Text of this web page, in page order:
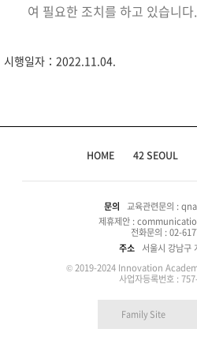
여 필요한 조치를 하고 있습니다.
시행일자：2022.11.04.
HOME 42 SEOUL
문의 교육관련문의 :
제휴제안 :
전화문의 : 02-
주소 서울시 강남구
© 2019-2024 Innovation
사업자등록번호 :
Family Site